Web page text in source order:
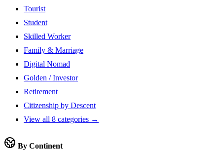
Tourist
Student
Skilled Worker
Family & Marriage
Digital Nomad
Golden / Investor
Retirement
Citizenship by Descent
View all 8 categories →
By Continent